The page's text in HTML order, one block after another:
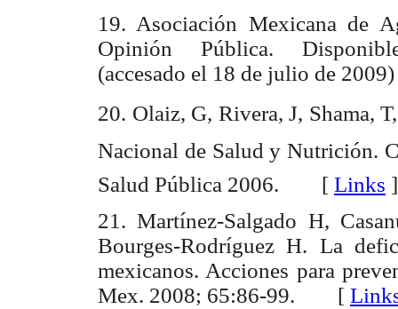
19. Asociación Mexicana de
Opinión Pública.
(accesado el 18 de julio de
20. Olaiz, G, Rivera, J, Shama,
Nacional de Salud y Nutrición.
Salud Pública 2006. [ Links ]
21. Martínez-Salgado H,
Bourges-Rodríguez H. La
mexicanos. Acciones para
Mex. 2008; 65:86-99. [